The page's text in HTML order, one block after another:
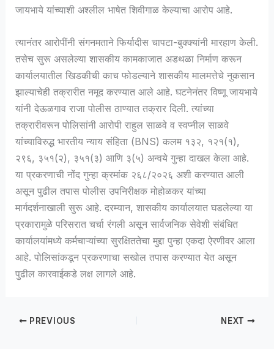
जायभाये यांच्याशी अश्लील भाषेत शिवीगाळ केल्याचा आरोप आहे.
त्यानंतर आरोपींनी संगनमताने फिर्यादीस चापटा-बुक्क्यांनी मारहाण केली.
तसेच सुरू असलेल्या शासकीय कामकाजात अडथळा निर्माण करून
कार्यालयातील खिडकीची काच फोडल्याने शासकीय मालमत्तेचे नुकसान
झाल्याचेही तक्रारीत नमूद करण्यात आले आहे. घटनेनंतर विष्णू जायभाये
यांनी देऊळगाव राजा पोलीस ठाण्यात तक्रार दिली. त्यांच्या
तक्रारीवरून पोलिसांनी आरोपी राहुल साळवे व स्वप्नील साळवे
यांच्याविरुद्ध भारतीय न्याय संहिता (BNS) कलम १३२, १२१(१),
२९६, ३५१(२), ३५१(३) आणि ३(५) अन्वये गुन्हा दाखल केला आहे.
या प्रकरणाची नोंद गुन्हा क्रमांक २६८/२०२६ अशी करण्यात आली
असून पुढील तपास पोलीस उपनिरीक्षक मोहोळकर यांच्या
मार्गदर्शनाखाली सुरू आहे. दरम्यान, शासकीय कार्यालयात घडलेल्या या
प्रकारामुळे परिसरात चर्चा रंगली असून सार्वजनिक सेवेशी संबंधित
कार्यालयांमध्ये कर्मचाऱ्यांच्या सुरक्षिततेचा मुद्दा पुन्हा एकदा ऐरणीवर आला
आहे. पोलिसांकडून प्रकरणाचा सखोल तपास करण्यात येत असून
पुढील कारवाईकडे लक्ष लागले आहे.
PREVIOUS NEXT